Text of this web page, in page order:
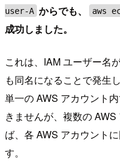
user-A からでも、 aws
成功しました。
これは、IAM ユーザー名
も同名になることで発生し
単一の AWS アカウント
きませんが、複数の
ば、各 AWS アカウント
す。